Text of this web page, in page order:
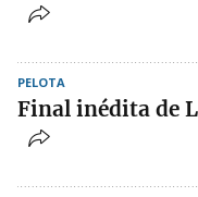
PELOTA
Final inédita de